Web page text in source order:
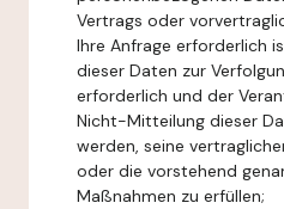
Vertrags oder
Ihre Anfrage erforderlich
dieser Daten zur
erforderlich und der
Nicht-Mitteilung dieser
werden, seine
oder die vorstehend
Maßnahmen zu erfüllen;